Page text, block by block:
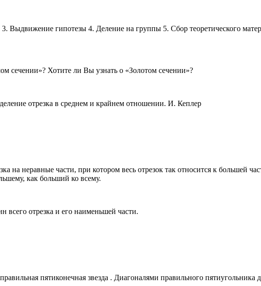
Выдвижение гипотезы 4. Деление на группы 5. Сбор теоретического
сечении»? Хотите ли Вы узнать о «Золотом сечении»?
отрезка в среднем и крайнем отношении. И. Кеплер
на неравные части, при котором весь отрезок так относится к большей
как больший ко всему.
всего отрезка и его наименьшей части.
пятиконечная звезда . Диагоналями правильного пятиугольника